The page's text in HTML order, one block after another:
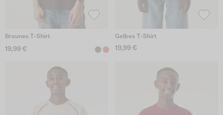
Braunes T-Shirt
19,99 €
Gelbes T-Shirt
19,99 €